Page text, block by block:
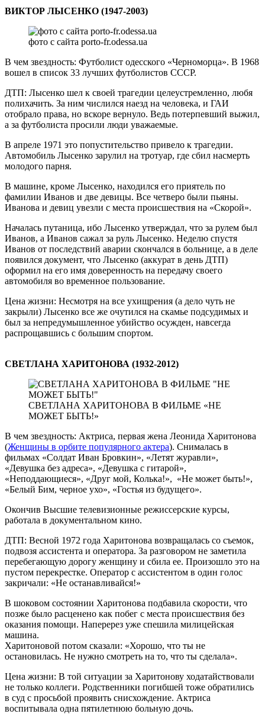
ВИКТОР ЛЫСЕНКО (1947-2003)
фото с сайта porto-fr.odessa.ua
В чем звездность: Футболист одесского «Черноморца». В 1968
вошел в список 33 лучших футболистов СССР.
ДТП: Лысенко шел к своей трагедии целеустремленно, любя
полихачить. За ним числился наезд на человека, и ГАИ
отобрало права, но вскоре вернуло. Ведь потерпевший выжил,
а за футболиста просили люди уважаемые.
В апреле 1971 это попустительство привело к трагедии.
Автомобиль Лысенко зарулил на тротуар, где сбил насмерть
молодого парня.
В машине, кроме Лысенко, находился его приятель по
фамилии Иванов и две девицы. Все четверо были пьяны.
Иванова и девиц увезли с места происшествия на «Скорой».
Началась путаница, ибо Лысенко утверждал, что за рулем был
Иванов, а Иванов сажал за руль Лысенко. Неделю спустя
Иванов от последствий аварии скончался в больнице, а в деле
появился документ, что Лысенко (аккурат в день ДТП)
оформил на его имя доверенность на передачу своего
автомобиля во временное пользование.
Цена жизни: Несмотря на все ухищрения (а дело чуть не
закрыли) Лысенко все же очутился на скамье подсудимых и
был за непредумышленное убийство осужден, навсегда
распрощавшись с большим спортом.
СВЕТЛАНА ХАРИТОНОВА (1932-2012)
СВЕТЛАНА ХАРИТОНОВА В ФИЛЬМЕ «НЕ
МОЖЕТ БЫТЬ!»
В чем звездность: Актриса, первая жена Леонида Харитонова
(Женщины в орбите популярного актера). Снималась в
фильмах «Солдат Иван Бровкин», «Летят журавли»,
«Девушка без адреса», «Девушка с гитарой»,
«Неподдающиеся», «Друг мой, Колька!», «Не может быть!»,
«Белый Бим, черное ухо», «Гостья из будущего».
Окончив Высшие телевизионные режиссерские курсы,
работала в документальном кино.
ДТП: Весной 1972 года Харитонова возвращалась со съемок,
подвозя ассистента и оператора. За разговором не заметила
перебегающую дорогу женщину и сбила ее. Произошло это на
пустом перекрестке. Оператор с ассистентом в один голос
закричали: «Не останавливайся!»
В шоковом состоянии Харитонова подбавила скорости, что
позже было расценено как побег с места происшествия без
оказания помощи. Наперерез уже спешила милицейская
машина.
Харитоновой потом сказали: «Хорошо, что ты не
остановилась. Не нужно смотреть на то, что ты сделала».
Цена жизни: В той ситуации за Харитонову ходатайствовали
не только коллеги. Родственники погибшей тоже обратились
в суд с просьбой проявить снисхождение. Актриса
воспитывала одна пятилетнюю больную дочь.